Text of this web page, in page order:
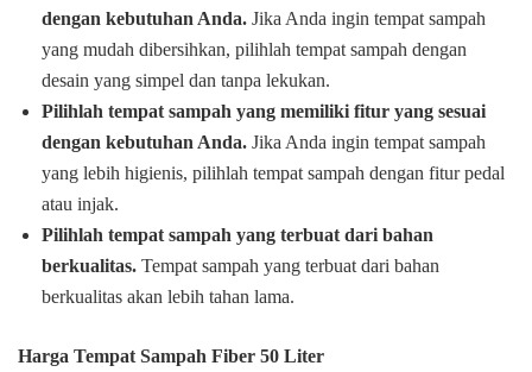
dengan kebutuhan Anda. Jika Anda ingin tempat sampah
yang mudah dibersihkan, pilihlah tempat sampah dengan
desain yang simpel dan tanpa lekukan.
Pilihlah tempat sampah yang memiliki fitur yang sesuai
dengan kebutuhan Anda. Jika Anda ingin tempat sampah
yang lebih higienis, pilihlah tempat sampah dengan fitur pedal
atau injak.
Pilihlah tempat sampah yang terbuat dari bahan
berkualitas. Tempat sampah yang terbuat dari bahan
berkualitas akan lebih tahan lama.
Harga Tempat Sampah Fiber 50 Liter